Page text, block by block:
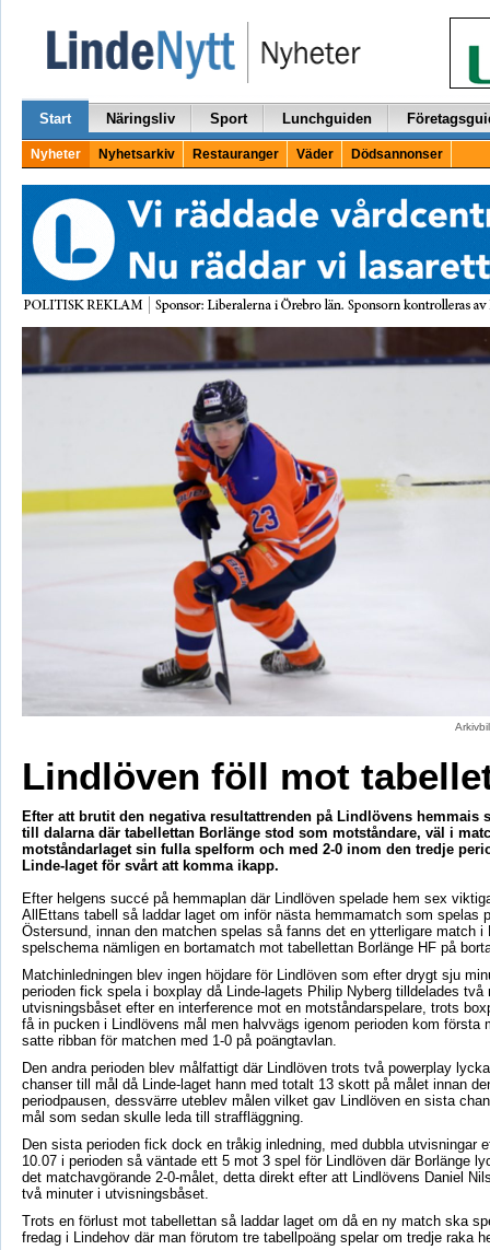
Start Näringsliv Sport Lunchguiden
Nyheter Nyhetsarkiv Restauranger Väder Dödsannonser
Lindlöven föll mot
Efter att brutit den negativa resultattrenden på Lindlövens hemmais
till dalarna där tabellettan Borlänge stod som motståndare, väl i
motståndarlaget sin fulla spelform och med 2-0 inom den tredje
Linde-laget för svårt att komma ikapp.
Efter helgens succé på hemmaplan där Lindlöven spelade hem sex
AllEttans tabell så laddar laget om inför nästa hemmamatch som spelas
Östersund, innan den matchen spelas så fanns det en ytterligare match i
spelschema nämligen en bortamatch mot tabellettan Borlänge HF på
Matchinledningen blev ingen höjdare för Lindlöven som efter drygt sju
perioden fick spela i boxplay då Linde-lagets Philip Nyberg tilldelades två
utvisningsbåset efter en interference mot en motståndarspelare, trots
få in pucken i Lindlövens mål men halvvägs igenom perioden kom första
satte ribban för matchen med 1-0 på poängtavlan.
Den andra perioden blev målfattigt där Lindlöven trots två powerplay
chanser till mål då Linde-laget hann med totalt 13 skott på målet innan
periodpausen, dessvärre uteblev målen vilket gav Lindlöven en sista
mål som sedan skulle leda till straffläggning.
Den sista perioden fick dock en tråkig inledning, med dubbla utvisningar
10.07 i perioden så väntade ett 5 mot 3 spel för Lindlöven där Borlänge
det matchavgörande 2-0-målet, detta direkt efter att Lindlövens Daniel
två minuter i utvisningsbåset.
Trots en förlust mot tabellettan så laddar laget om då en ny match ska
fredag i Lindehov där man förutom tre tabellpoäng spelar om tredje raka